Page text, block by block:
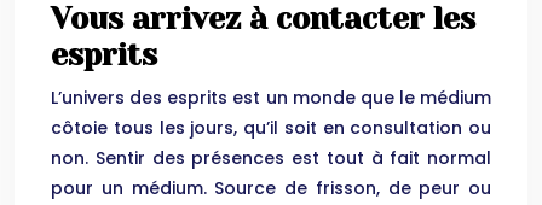
Vous arrivez à contacter les
esprits
L’univers des esprits est un monde que le médium
côtoie tous les jours, qu’il soit en consultation ou
non. Sentir des présences est tout à fait normal
pour un médium. Source de frisson, de peur ou